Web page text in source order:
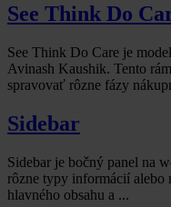
See Think Do
See Think Do Care je
Avinash Kaushik. Tento
spravovať rôzne fázy
Sidebar
Sidebar je bočný panel na
rôzne typy informácií alebo
hlavného obsahu a ...